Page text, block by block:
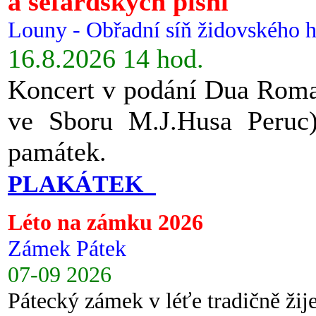
Louny - Obřadní síň židovského
16.8.2026 14 hod.
Koncert v podání Dua
ve Sboru M.J.Husa
památek.
PLAKÁTEK
Léto na zámku 2026
Zámek Pátek
07-09 2026
Pátecký zámek v léťe tradičně